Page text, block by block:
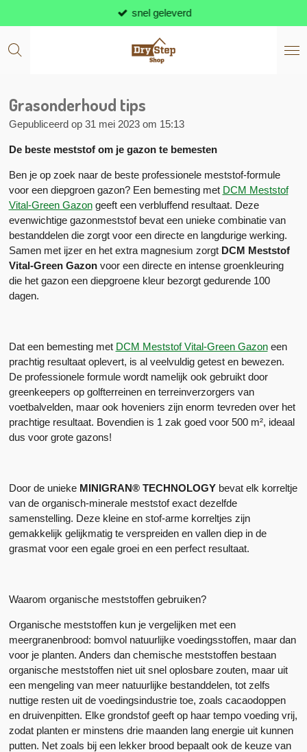
direct
naar
snel geleverd
Grasonderhoud tips
Gepubliceerd op 31 mei 2023 om 15:13
De beste meststof om je gazon te bemesten
Ben je op zoek naar de beste professionele meststof-formule
voor een diepgroen gazon? Een bemesting met DCM Meststof
Vital-Green Gazongeeft een verbluffend resultaat. Deze
evenwichtige gazonmeststof bevat een unieke combinatie van
bestanddelen die zorgt voor een directe en langdurige werking.
Samen met ijzer en het extra magnesium zorgt DCM Meststof
Vital-Green Gazonvoor een directe en intense groenkleuring
die het gazon een diepgroene kleur bezorgt gedurende 100
dagen.
Dat een bemesting met DCM Meststof Vital-Green Gazoneen
prachtig resultaat oplevert, is al veelvuldig getest en bewezen.
De professionele formule wordt namelijk ook gebruikt door
greenkeepers op golfterreinen en terreinverzorgers van
voetbalvelden, maar ook hoveniers zijn enorm tevreden over het
prachtige resultaat. Bovendien is 1 zak goed voor 500 m², ideaal
dus voor grote gazons!
Door de unieke MINIGRAN® TECHNOLOGYbevat elk korreltje
van de organisch-minerale meststof exact dezelfde
samenstelling. Deze kleine en stof-arme korreltjes zijn
gemakkelijk gelijkmatig te verspreiden en vallen diep in de
grasmat voor een egale groei en een perfect resultaat.
Waarom organische meststoffen gebruiken?
Organische meststoffen kun je vergelijken met een
meergranenbrood: bomvol natuurlijke voedingsstoffen, maar dan
voor je planten. Anders dan chemische meststoffen bestaan
organische meststoffen niet uit snel oplosbare zouten, maar uit
een mengeling van meer natuurlijke bestanddelen, tot zelfs
nuttige resten uit de voedingsindustrie toe, zoals cacaodoppen
en druivenpitten. Elke grondstof geeft op haar tempo voeding vrij,
zodat planten er minstens drie maanden lang energie uit kunnen
putten. Net zoals bij een lekker brood bepaalt ook de keuze van